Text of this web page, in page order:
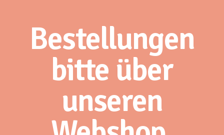
Bestellungen
bitte über
unseren